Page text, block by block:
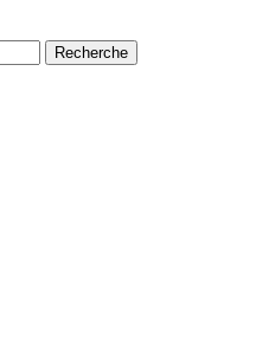
Recherche